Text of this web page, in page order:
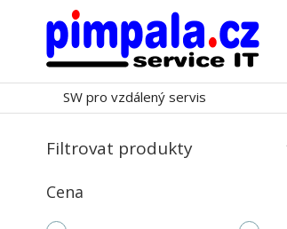
SW pro vzdálený servis
Filtrovat produkty
Cena